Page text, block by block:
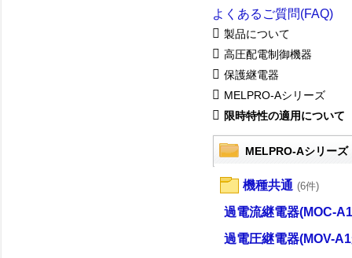
よくあるご質問(FAQ)
製品について
高圧配電制御機器
保護継電器
MELPRO-Aシリーズ
限時特性の適用について
MELPRO-Aシリーズ
機種共通 (6件)
過電流継電器(MOC-
過電圧継電器(MOV-